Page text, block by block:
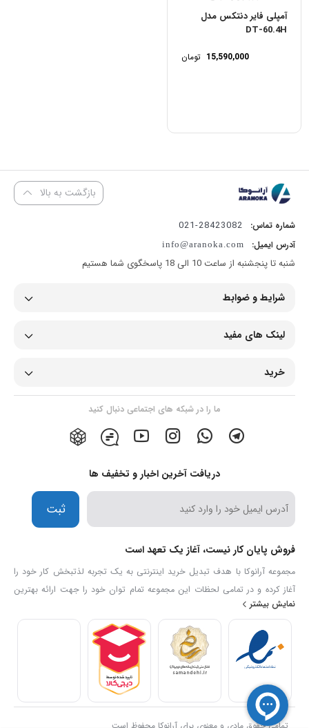
آمپلی فایر دنتکس مدل
DT-60.4H
15,590,000 تومان
بازگشت به بالا
شماره تماس: 28423082-021
آدرس ایمیل: info@aranoka.com
شنبه تا پنجشنبه از ساعت 10 الی 18 پاسخگوی شما هستیم
شرایط و ضوابط
لینک های مفید
خرید
ما را در شبکه های اجتماعی دنبال کنید
دریافت آخرین اخبار و تخفیف ها
ثبت
فروش پایان کار نیست، آغاز یک تعهد است
مجموعه آرانوکا با هدف تبدیل خرید اینترنتی به یک تجربه لذتبخش کار خود را
آغاز کرده و در تمامی لحظات این مجموعه تمام توان خود را جهت ارائه بهترین
خدمات و کیفیت بکار میگیرد تا خیال مشتریان خود را همواره آسوده سازد. ما
اطمینان داریم تیم حرفه ای ما با 13 سال سابقه در این زمینه، به رویا های شما
رنگ واقعیت می بخشد.
نمایش بیشتر
تمامی حقوق مادی و معنوی برای آرانوکا محفوظ است